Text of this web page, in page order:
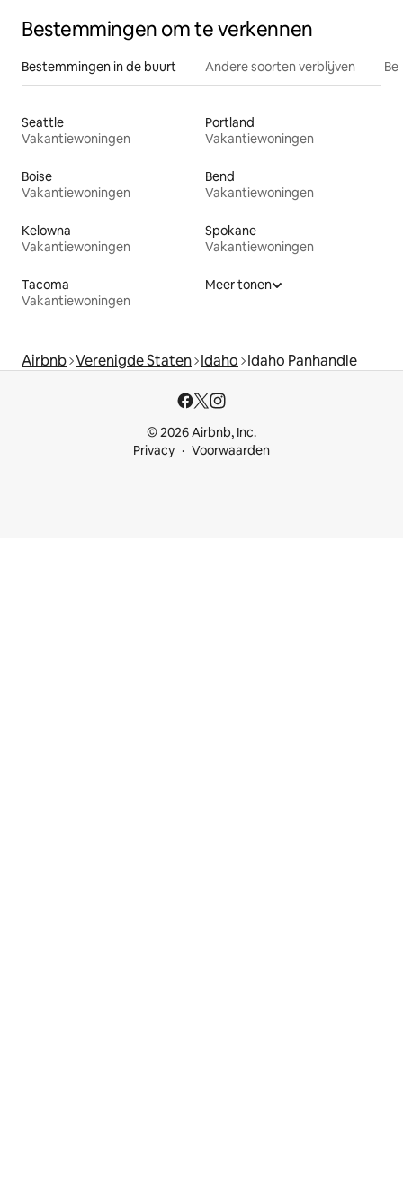
Bestemmingen om te verkennen
Bestemmingen in de buurt Andere soorten verblijven
Seattle
Vakantiewoningen
Portland
Vakantiewoningen
Boise
Vakantiewoningen
Bend
Vakantiewoningen
Kelowna
Vakantiewoningen
Spokane
Vakantiewoningen
Tacoma
Vakantiewoningen
Meer tonen
Airbnb Verenigde Staten Idaho Idaho Panhandle
© 2026 Airbnb, Inc.
Privacy
Voorwaarden